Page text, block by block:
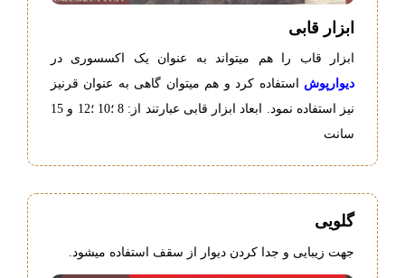
ابزار قابی
ابزار قاب را هم میتواند به عنوان یک اکسسوری در
دیوارپوش استفاده کرد و هم میتوان گاهی به عنوان قرنیز
نیز استفاده نمود. ابعاد ابزار قابی عبارتند از: 8 ؛10 ؛12 و 15
سانت
گلویی
جهت زیبایی و جدا کردن دیوار از سقف استفاده میشود.